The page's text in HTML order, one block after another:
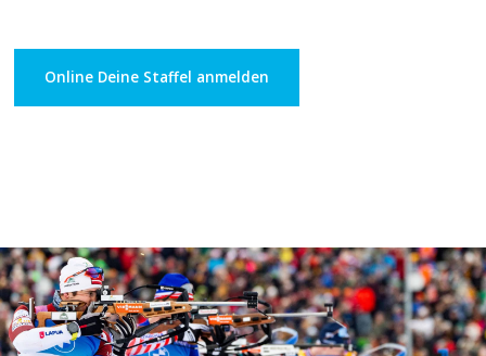
Online Deine Staffel anmelden